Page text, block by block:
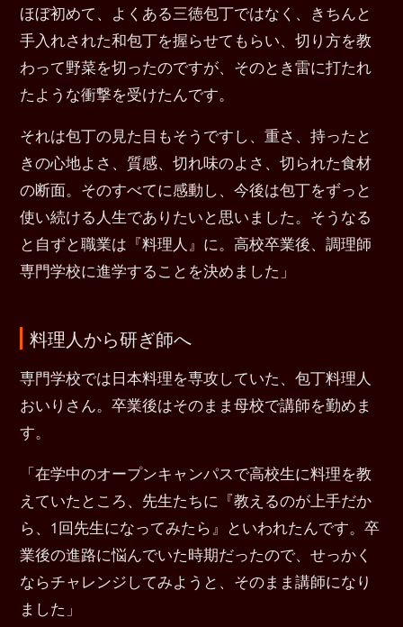
ほぼ初めて、よくある三徳包丁ではなく、きちんと
手入れされた和包丁を握らせてもらい、切り方を教
わって野菜を切ったのですが、そのとき雷に打たれ
たような衝撃を受けたんです。
それは包丁の見た目もそうですし、重さ、持ったと
きの心地よさ、質感、切れ味のよさ、切られた食材
の断面。そのすべてに感動し、今後は包丁をずっと
使い続ける人生でありたいと思いました。そうなる
と自ずと職業は『料理人』に。高校卒業後、調理師
専門学校に進学することを決めました」
料理人から研ぎ師へ
専門学校では日本料理を専攻していた、包丁料理人
おいりさん。卒業後はそのまま母校で講師を勤めま
す。
「在学中のオープンキャンパスで高校生に料理を教
えていたところ、先生たちに『教えるのが上手だか
ら、1回先生になってみたら』といわれたんです。卒
業後の進路に悩んでいた時期だったので、せっかく
ならチャレンジしてみようと、そのまま講師になり
ました」